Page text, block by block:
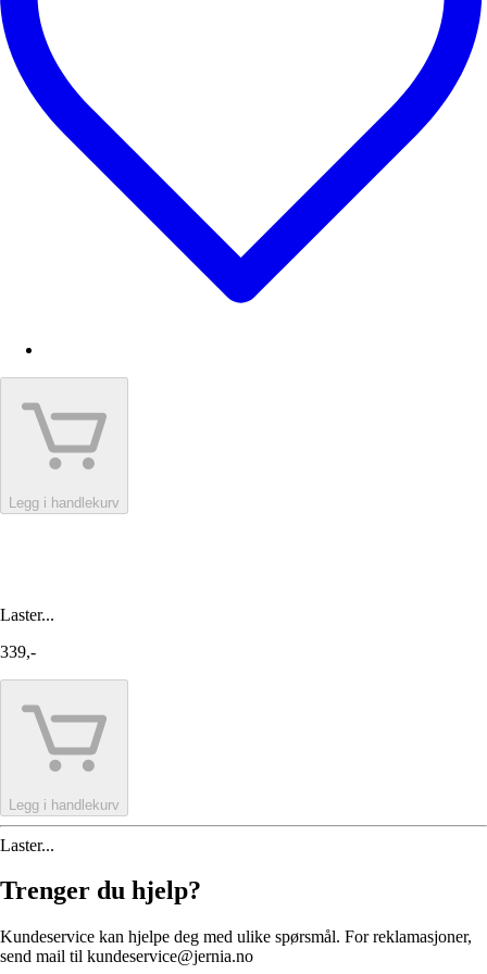
Legg i handlekurv
Laster...
339,-
Legg i handlekurv
Laster...
Trenger du hjelp?
Kundeservice kan hjelpe deg med ulike spørsmål. For reklamasjoner,
send mail til kundeservice@jernia.no